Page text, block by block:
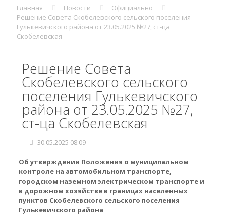
Главная Новости
Официально
Решение Совета Скобелевского сельского поселения
Гулькевичского района от 23.05.2025 №27, ст-ца
Скобелевская
Решение Совета
Скобелевского сельского
поселения Гулькевичского
района от 23.05.2025 №27,
ст-ца Скобелевская
30.05.2025 08:09
Об утверждении Положения о муниципальном
контроле на автомобильном транспорте,
городском наземном электрическом транспорте и
в дорожном хозяйстве в границах населенных
пунктов Скобелевского сельского поселения
Гулькевичского района